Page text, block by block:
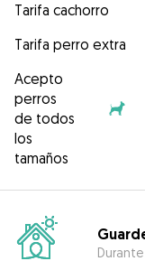
Tarifa cachorro
Tarifa perro extra
Acepto
perros
de todos
los
tamaños